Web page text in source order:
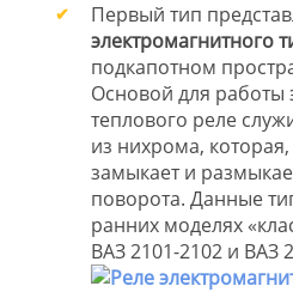
Первый тип
электромагнитного
подкапотном
Основой для работы
теплового реле
из нихрома,
замыкает и
поворота. Данные
ранних моделях
ВАЗ 2101-2102 и ВАЗ